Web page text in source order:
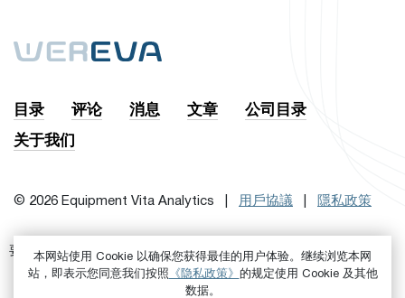
目录 评论 消息 文章
公司目录
关于我们
© 2026 Equipment Vita Analytics | 用戶協議 隱私政策
要訂閱時事通訊，首先 进来吧 或者是 注册
本网站使用 Cookie 以确保您获得最佳的用户体验。继续浏览本网
站，即表示您同意我们按照 《隐私政策》
的规定使用 Cookie 及其他
数据。